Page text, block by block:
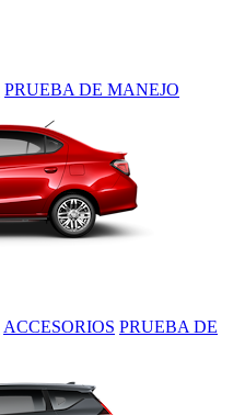
PRUEBA DE MANEJO
ACCESORIOS PRUEBA DE